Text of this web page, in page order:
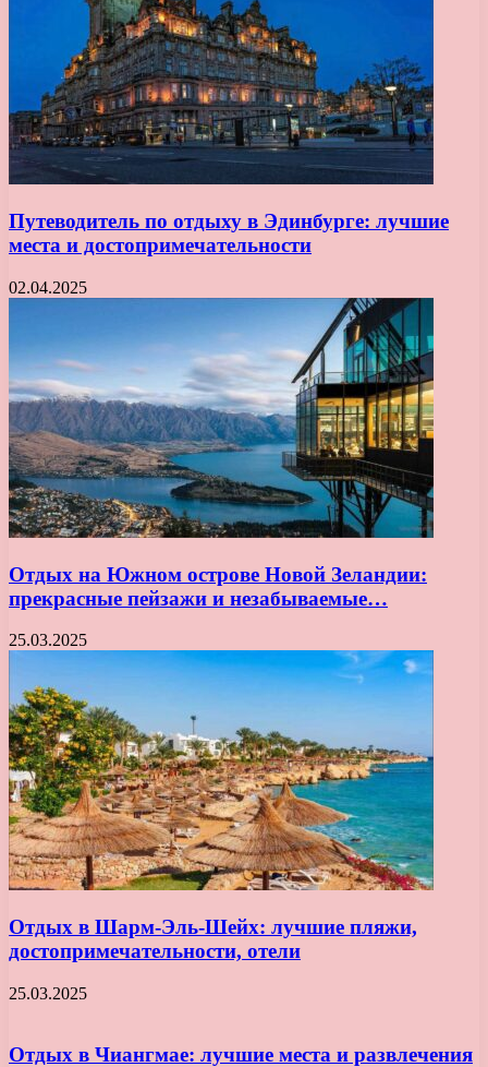
Путеводитель по отдыху в Эдинбурге: лучшие
места и достопримечательности
02.04.2025
Отдых на Южном острове Новой Зеландии:
прекрасные пейзажи и незабываемые…
25.03.2025
Отдых в Шарм-Эль-Шейх: лучшие пляжи,
достопримечательности, отели
25.03.2025
Отдых в Чиангмае: лучшие места и развлечения